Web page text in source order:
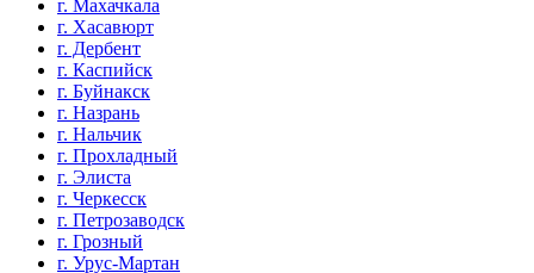
г. Махачкала
г. Хасавюрт
г. Дербент
г. Каспийск
г. Буйнакск
г. Назрань
г. Нальчик
г. Прохладный
г. Элиста
г. Черкесск
г. Петрозаводск
г. Грозный
г. Урус-Мартан